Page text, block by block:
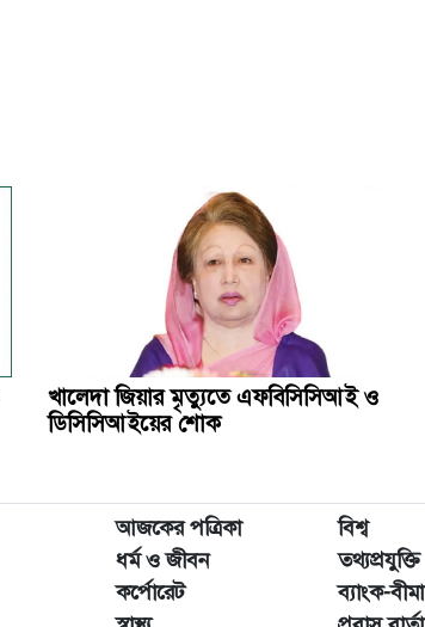
খালেদা জিয়ার মৃত্যুতে এফবিসিসিআই ও
ডিসিসিআইয়ের শোক
আজকের পত্রিকা বিশ্ব
ধর্ম ও জীবন তথ্যপ্রযুক্তি
কর্পোরেট ব্যাংক-বীমা